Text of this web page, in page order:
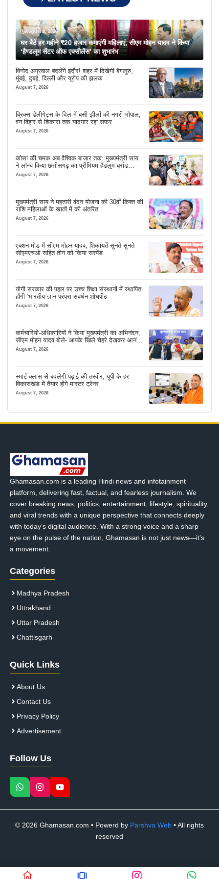
August 8, 2026
घर बैठे हर महीने ₹20 हजार कमाएंगी महिलाएं, सीएम मोहन यादव ने किया
‘हैण्डलूम सेंटर ऑफ एक्सीलेंस’ का शुभारंभ
विनोद अग्रवाल बदलेंगे इंदौर! शहर में दिखेगी बेंगलुरु,
मुंबई, दुबई, दिल्ली और यूरोप की झलक
August 7, 2026
ब्रिक्स डेलीगेट्स के दिल में बसी झीलों की नगरी भोपाल,
वन विहार से शिकारा तक यादगार रहा सफर
August 7, 2026
कोसा की चमक अब वैश्विक बाजार तक: मुख्यमंत्री साय
ने लॉन्च किया छत्तीसगढ़ का प्रीमियम हैंडलूम ब्रांड
‘कोशल फैब’
August 7, 2026
मुख्यमंत्री साय ने महतारी वंदन योजना की 30वीं किश्त की
राशि महिलाओं के खातों में की अंतरित
August 7, 2026
एक्शन मोड में सीएम मोहन यादव, शिकायतें सुनते-सुनते
सीएमएचओ सहित तीन को किया सस्पेंड
August 7, 2026
योगी सरकार की पहल पर उच्च शिक्षा संस्थानों में स्थापित
होंगी ‘भारतीय ज्ञान परंपरा संवर्धन शोधपीठ
August 7, 2026
कर्मचारियों-अधिकारियों ने किया मुख्यमंत्री का अभिनंदन,
सीएम मोहन यादव बोले- आपके खिले चेहरे देखकर आनंद
आता है
August 7, 2026
स्मार्ट क्लास से बदलेगी पढ़ाई की तस्वीर, यूपी के हर
विकासखंड में तैयार होंगे मास्टर ट्रेनर
August 7, 2026
Ghamasan.com is a leading Hindi news and infotainment
platform, delivering fast, factual, and fearless journalism. We
cover breaking news, politics, entertainment, lifestyle, spirituality,
and viral trends with a unique perspective that connects deeply
with today’s digital audience. With a strong voice and a sharp
eye on the pulse of the nation, Ghamasan is not just news—it’s
a movement.
Categories
Madhya Pradesh
Uttrakhand
Uttar Pradesh
Chattisgarh
Quick Links
About Us
Contact Us
Privacy Policy
Advertisement
Follow Us
© 2026 Ghamasan.com • Powerd by Parshva Web • All rights
reserved